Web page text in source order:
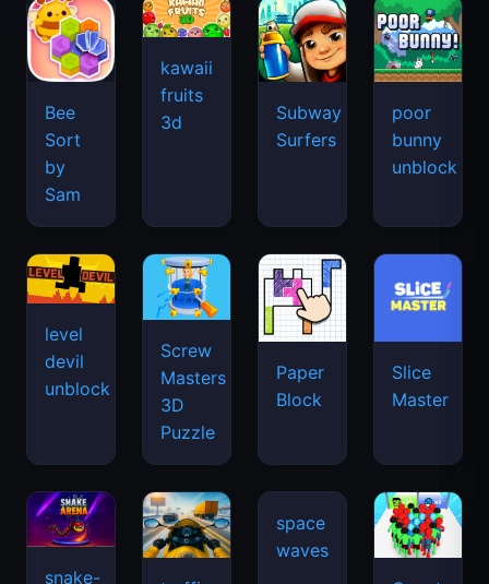
Bee
Sort
by
Sam
kawaii
fruits
3d
Subway
Surfers
poor
bunny
unblock
level
devil
unblock
Screw
Masters
3D
Puzzle
Paper
Block
Slice
Master
snake-
space
waves